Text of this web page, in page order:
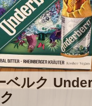
ベルク